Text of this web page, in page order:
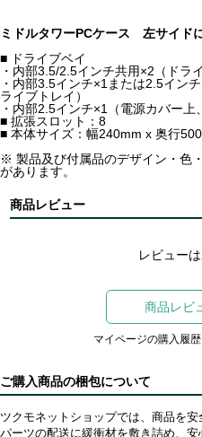
ミドルタワーPCケース 左サイド
■ ドライブベイ
・内部3.5/2.5インチ共用×2（ドラ
・内部3.5インチ×1または2.5イン
ライブトレイ）
・内部2.5インチ×1（電源カバー上
■ 拡張スロット：8
■ 本体サイズ：幅240mm x 奥行
※ 製品及び付属品のデザイン・色
があります。
商品レビュー
レビュー
商品レビ
マイページの購入履
ご購入商品の梱包について
ツクモネットショップでは、商品を
パーツの配送に緩衝材を敷き詰め、